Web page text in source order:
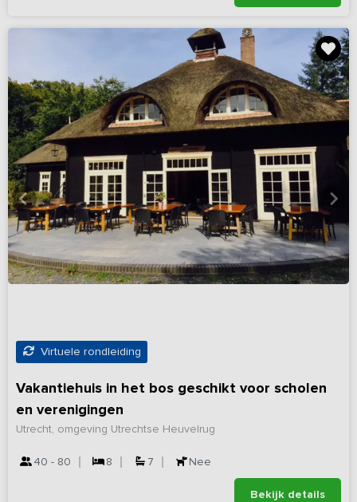
Virtuele rondleiding
Vakantiehuis in het bos geschikt voor scholen
en verenigingen
Utrecht, omgeving Utrechtse Heuvelrug
40 - 80 8 7 Nee
Bekijk details